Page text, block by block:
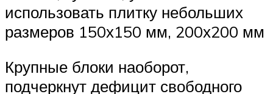
использовать плитку небольших
размеров 150х150 мм, 200х200 мм
Крупные блоки наоборот,
подчеркнут дефицит свободного